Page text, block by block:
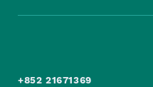
+852 21671369